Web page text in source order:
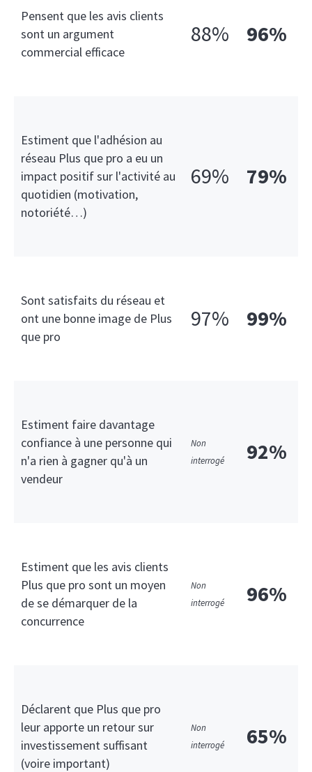
Pensent que les avis clients
sont un argument
commercial efficace
88% 96%
Estiment que l'adhésion au
réseau Plus que pro a eu un
impact positif sur l'activité au
quotidien (motivation,
notoriété…)
69% 79%
Sont satisfaits du réseau et
ont une bonne image de Plus
que pro
97% 99%
Estiment faire davantage
confiance à une personne qui
n'a rien à gagner qu'à un
vendeur
Non
interrogé
92%
Estiment que les avis clients
Plus que pro sont un moyen
de se démarquer de la
concurrence
Non
interrogé
96%
Déclarent que Plus que pro
leur apporte un retour sur
investissement suffisant
(voire important)
Non
interrogé
65%